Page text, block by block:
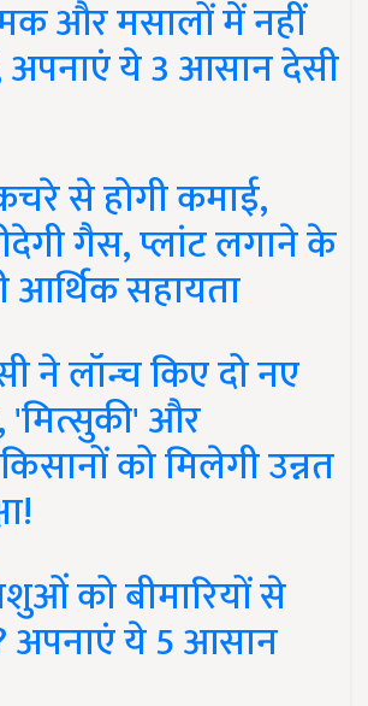
और मसालों में नहीं
अपनाएं ये 3 आसान देसी
से होगी कमाई,
गैस, प्लांट लगाने के
आर्थिक सहायता
ने लॉन्च किए दो नए
'मित्सुकी' और
को मिलेगी उन्नत
को बीमारियों से
ये 5 आसान